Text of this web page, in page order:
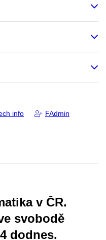
info FAdmin
v ČR.
svobodě
dodnes.